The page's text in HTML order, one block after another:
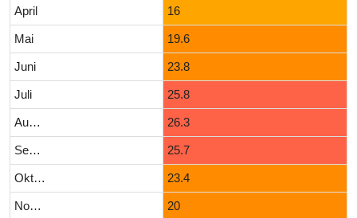
April 16
Mai 19.6
Juni 23.8
Juli 25.8
August 26.3
September 25.7
Oktober 23.4
November 20